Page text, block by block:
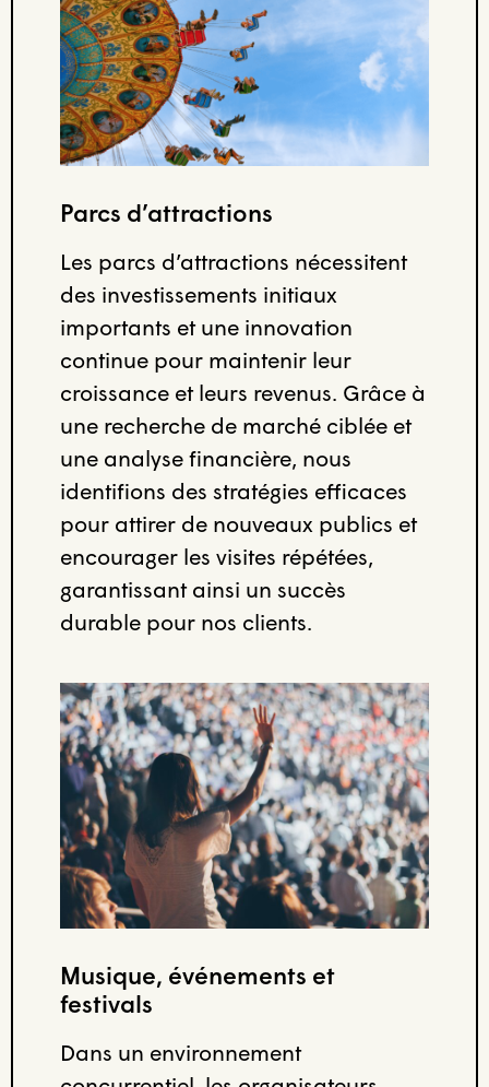
Parcs d’attractions
Les parcs d’attractions nécessitent
des investissements initiaux
importants et une innovation
continue pour maintenir leur
croissance et leurs revenus. Grâce à
une recherche de marché ciblée et
une analyse financière, nous
identifions des stratégies efficaces
pour attirer de nouveaux publics et
encourager les visites répétées,
garantissant ainsi un succès
durable pour nos clients.
Musique, événements et
festivals
Dans un environnement